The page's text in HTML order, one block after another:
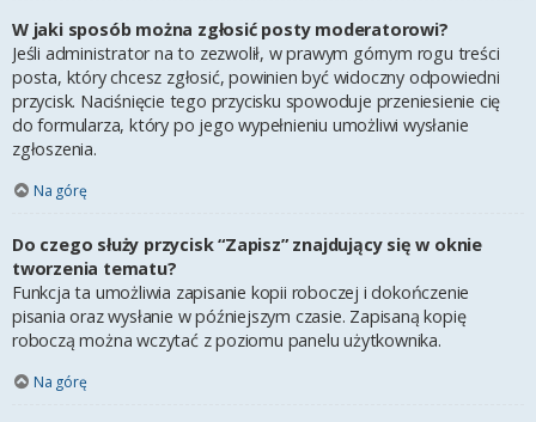
W jaki sposób można zgłosić posty moderatorowi?
Jeśli administrator na to zezwolił, w prawym górnym rogu treści
posta, który chcesz zgłosić, powinien być widoczny odpowiedni
przycisk. Naciśnięcie tego przycisku spowoduje przeniesienie cię
do formularza, który po jego wypełnieniu umożliwi wysłanie
zgłoszenia.
Na górę
Do czego służy przycisk “Zapisz” znajdujący się w oknie
tworzenia tematu?
Funkcja ta umożliwia zapisanie kopii roboczej i dokończenie
pisania oraz wysłanie w późniejszym czasie. Zapisaną kopię
roboczą można wczytać z poziomu panelu użytkownika.
Na górę